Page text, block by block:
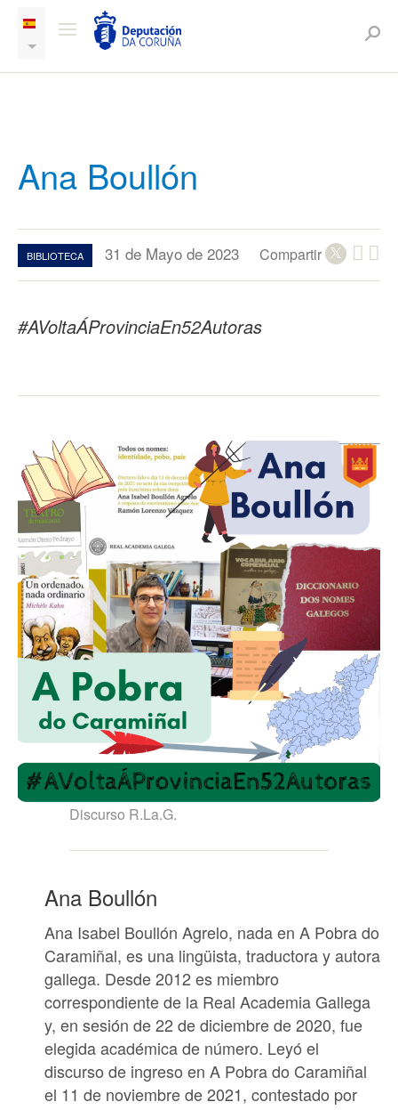
Ana Boullón
BIBLIOTECA 31 de Mayo de 2023 Compartir
#AVoltaÁProvinciaEn52Autoras
Discurso R.La.G.
Ana Boullón
Ana Isabel Boullón Agrelo, nada en A Pobra do
Caramiñal, es una lingüista, traductora y autora
gallega. Desde 2012 es miembro
correspondiente de la Real Academia Gallega
y, en sesión de 22 de diciembre de 2020, fue
elegida académica de número. Leyó el
discurso de ingreso en A Pobra do Caramiñal
el 11 de noviembre de 2021, contestado por